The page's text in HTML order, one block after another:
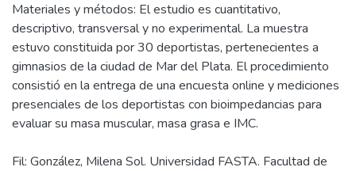
Materiales y métodos: El estudio es cuantitativo,
descriptivo, transversal y no experimental. La muestra
estuvo constituida por 30 deportistas, pertenecientes a
gimnasios de la ciudad de Mar del Plata. El procedimiento
consistió en la entrega de una encuesta online y mediciones
presenciales de los deportistas con bioimpedancias para
Fil: González, Milena Sol. Universidad FASTA. Facultad de